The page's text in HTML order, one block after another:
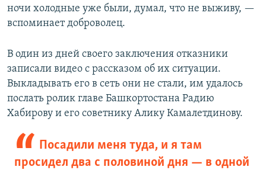
ночи холодные уже были, думал, что не выживу, —
вспоминает доброволец.
В один из дней своего заключения отказники
записали видео с рассказом об их ситуации.
Выкладывать его в сеть они не стали, им удалось
послать ролик главе Башкортостана Радию
Хабирову и его советнику Алику Камалетдинову.
Посадили меня туда, и я там
просидел два с половиной дня — в одной